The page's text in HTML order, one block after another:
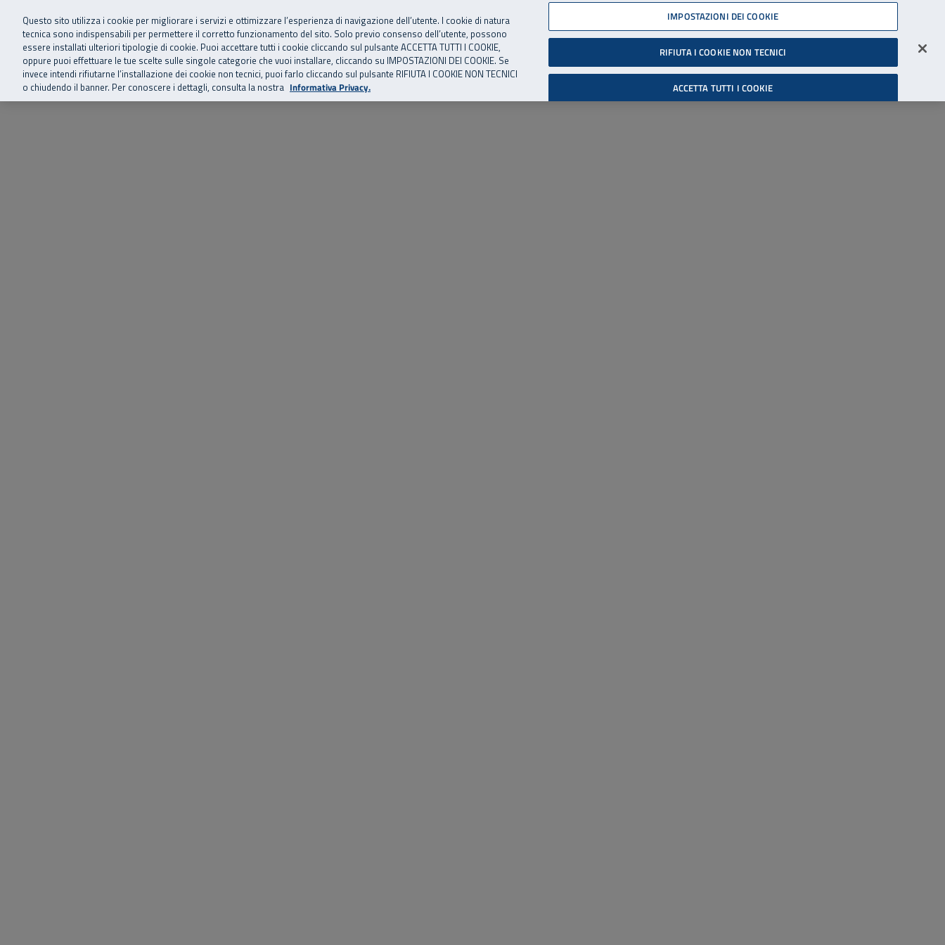
Vai al menu principale
Vai al contenuto principale
Vai al Footer 06 45539607
SuperAbile - il Contact Center Inail per il mondo della disabilità
Home Chi siamo Storie, news ed eventi Risorse utili Supporto Accessibilità
Cerca
Accedi all'area riservata
Questo sito utilizza i cookie per migliorare i servizi e ottimizzare l’esperienza di navigazione dell’utente. I cookie di natura
tecnica sono indispensabili per permettere il corretto funzionamento del sito. Solo previo consenso dell’utente, possono
essere installati ulteriori tipologie di cookie. Puoi accettare tutti i cookie cliccando sul pulsante ACCETTA TUTTI I COOKIE,
oppure puoi effettuare le tue scelte sulle singole categorie che vuoi installare, cliccando su IMPOSTAZIONI DEI COOKIE. Se
invece intendi rifiutarne l’installazione dei cookie non tecnici, puoi farlo cliccando sul pulsante RIFIUTA I COOKIE NON TECNICI
o chiudendo il banner. Per conoscere i dettagli, consulta la nostra Informativa Privacy.
IMPOSTAZIONI DEI COOKIE
RIFIUTA I COOKIE NON TECNICI
ACCETTA TUTTI I COOKIE